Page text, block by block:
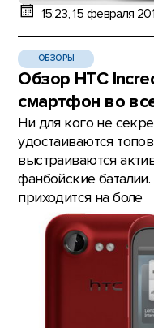
15:23, 15 февраля
ОБЗОРЫ
Обзор HTC
смартфон во
Ни для кого не
удостаиваются
выстраиваются
фанбойские
приходится на боле